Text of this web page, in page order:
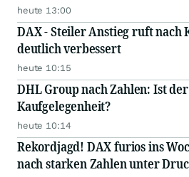
heute 13:00
DAX - Steiler Anstieg ruft nach
deutlich verbessert
heute 10:15
DHL Group nach Zahlen: Ist
Kaufgelegenheit?
heute 10:14
Rekordjagd! DAX furios ins
nach starken Zahlen unter